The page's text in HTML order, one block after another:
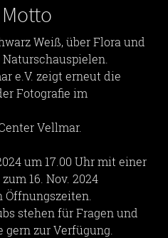
Weiß, über Flora und
e.V. zeigt erneut die
Fotografie im
Vellmar.
um 17.00 Uhr mit einer
16. Nov. 2024
stehen für Fragen und
gern zur Verfügung.